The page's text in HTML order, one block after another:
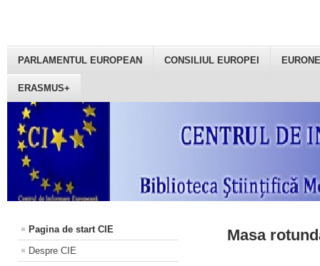
PARLAMENTUL EUROPEAN CONSILIUL EUROPEI
ERASMUS+
Pagina de start CIE
Despre CIE
Masa